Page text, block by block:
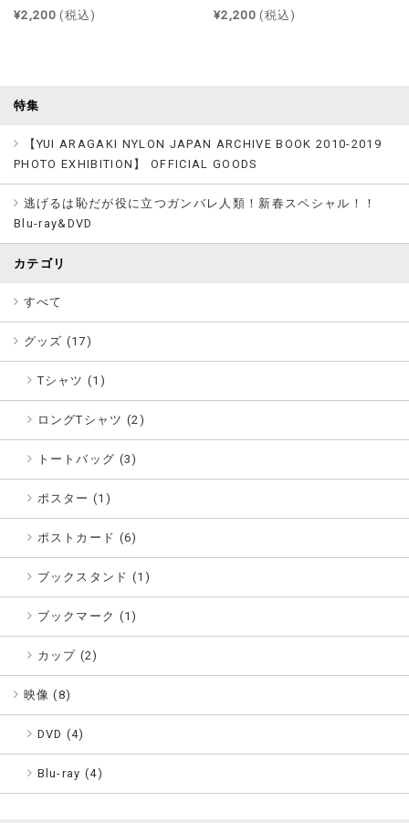
¥2,200 (税込) ¥2,200 (税込)
特集
【YUI ARAGAKI NYLON JAPAN ARCHIVE BOOK 2010-2019
PHOTO EXHIBITION】 OFFICIAL GOODS
逃げるは恥だが役に立つガンバレ人類！新春スペシャル！！
Blu-ray&DVD
カテゴリ
すべて
グッズ (17)
Tシャツ (1)
ロングTシャツ (2)
トートバッグ (3)
ポスター (1)
ポストカード (6)
ブックスタンド (1)
ブックマーク (1)
カップ (2)
映像 (8)
DVD (4)
Blu-ray (4)